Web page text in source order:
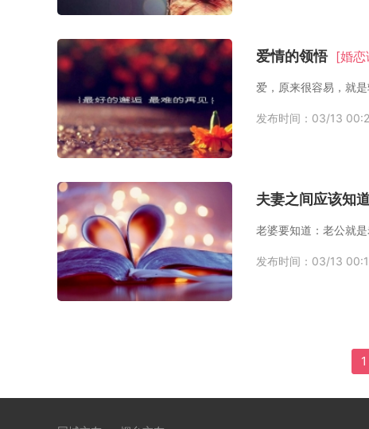
爱情的领悟 [婚恋
发布时间：03/13
夫妻之间应该知
发布时间：03/13
1